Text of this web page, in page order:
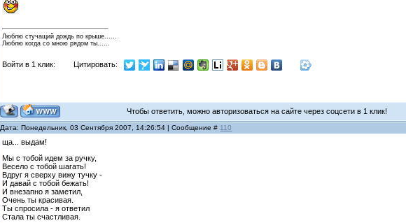
Люблю стучащий дождь по крыше......
Люблю когда со мною рядом ты......
Войти в 1 клик: Цитировать:
Чтобы ответить, можно авторизоваться на сайте через соцсети в 1 клик!
Дата: Понедельник, 03 Сентября 2007, 14:26:54 | Сообщение # 110
ща... выдам!
Мы с тобой идем за ручку,
Весело с тобой шагать!
Вдруг я сверху вижу тучку -
И давай с тобой бежать!
И внезапно я заметил,
Очень ты красивая.
Ты спросила - я ответил
Стала ты счастливая.